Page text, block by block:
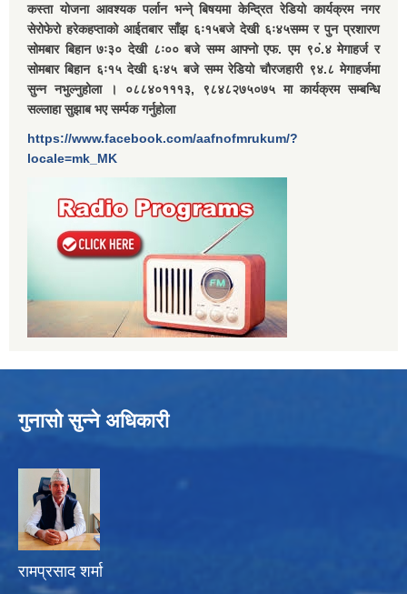
कस्ता योजना आवश्यक पर्लान भन्ने् बिषयमा केन्द्रित रेडियो कार्यक्रम नगर
सेरोफेरो हरेकहप्ताको आईतबार साँझ ६ः१५बजे देखी ६ः४५सम्म र पुन प्रशारण
सोमबार बिहान ७ः३० देखी ८ः०० बजे सम्म आफ्नो एफ. एम ९०ं.४ मेगाहर्ज र
सोमबार बिहान ६ः१५ देखी ६ः४५ बजे सम्म रेडियो चौरजहारी ९४.८ मेगाहर्जमा
सुन्न नभुल्नुहोला । ०८८४०१११३, ९८४८२७५०७५ मा कार्यक्रम सम्बन्धि
सल्लाहा सुझाब भए सर्म्पक गर्नुहोला
https://www.facebook.com/aafnofmrukum/?
locale=mk_MK
गुनासो सुन्ने अधिकारी
रामप्रसाद शर्मा